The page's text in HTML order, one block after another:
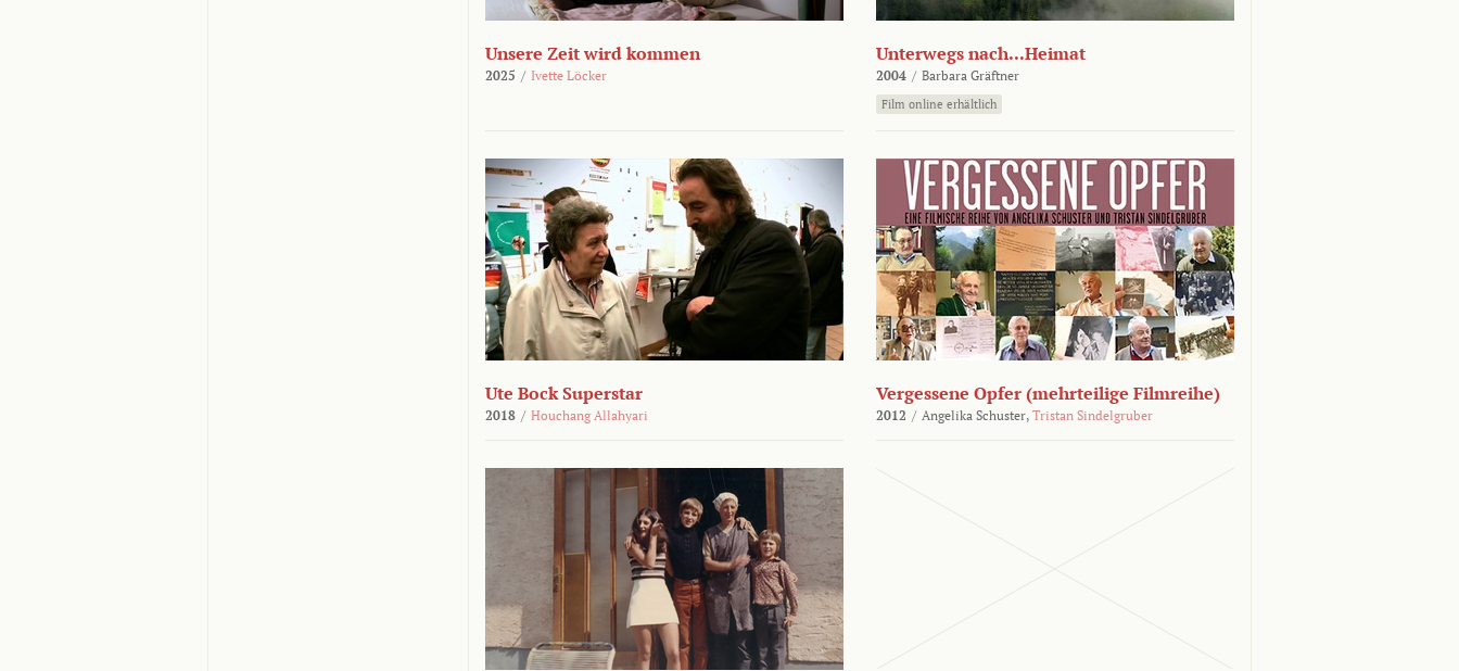
Unsere Zeit wird kommen
2025 / Ivette Löcker
Unterwegs nach...Heimat
2004 / Barbara Gräftner
Film online erhältlich
Ute Bock Superstar
2018 / Houchang Allahyari
Vergessene Opfer (mehrteilige Filmreihe)
2012 / Angelika Schuster, Tristan Sindelgruber